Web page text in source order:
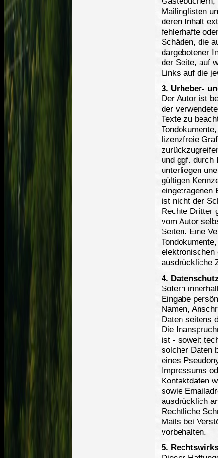
Mailinglisten
deren Inhalt
fehlerhafte
Schäden, die
dargebotener
der Seite, auf
Links auf die
3. Urheber-
Der Autor ist
der
Texte zu
lizenzfreie
und ggf. durch
unterliegen
gültigen
eingetragenen
ist nicht der
Rechte Dritter
vom Autor
Seiten. Eine
elektronischen
ausdrückliche
4.
Sofern
Eingabe
Namen,
Daten seitens
Die
ist - soweit
solcher Daten
eines
Impressums
Kontaktdaten
sowie
ausdrücklich
Rechtliche
Mails bei
vorbehalten.
5.